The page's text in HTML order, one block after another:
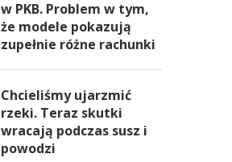
w PKB. Problem w tym,
że modele pokazują
zupełnie różne rachunki
Chcieliśmy ujarzmić
rzeki. Teraz skutki
wracają podczas susz i
powodzi